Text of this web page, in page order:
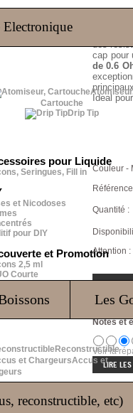
Electronique
Cartouche
Drip Tip
pour Liquide
Seringues, Fill in
et Nicodoses
pour DIY
et Promotion
2,5 ml
Courte
Les
Reconstructible
Accus et
reconstructible, etc)
des
cap pour
de 0.6
Ideal
Couleur -
Quantité :
Attention
Notes et
Voir la
LIRE